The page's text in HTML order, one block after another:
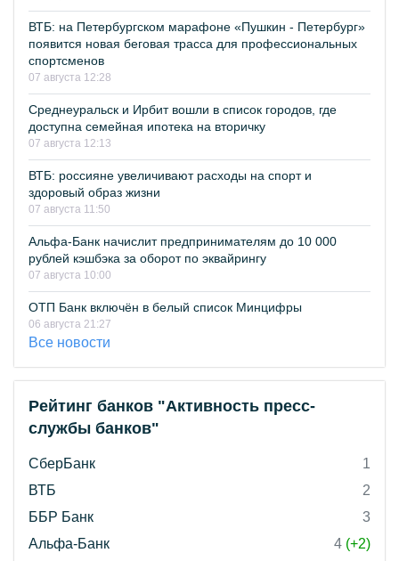
ВТБ: на Петербургском марафоне «Пушкин - Петербург»
появится новая беговая трасса для профессиональных
спортсменов
07 августа 12:28
Среднеуральск и Ирбит вошли в список городов, где
доступна семейная ипотека на вторичку
07 августа 12:13
ВТБ: россияне увеличивают расходы на спорт и
здоровый образ жизни
07 августа 11:50
Альфа-Банк начислит предпринимателям до 10 000
рублей кэшбэка за оборот по эквайрингу
07 августа 10:00
ОТП Банк включён в белый список Минцифры
06 августа 21:27
Все новости
Рейтинг банков "Активность пресс-
службы банков"
СберБанк
1
ВТБ
2
ББР Банк
3
Альфа-Банк
4 (+2)